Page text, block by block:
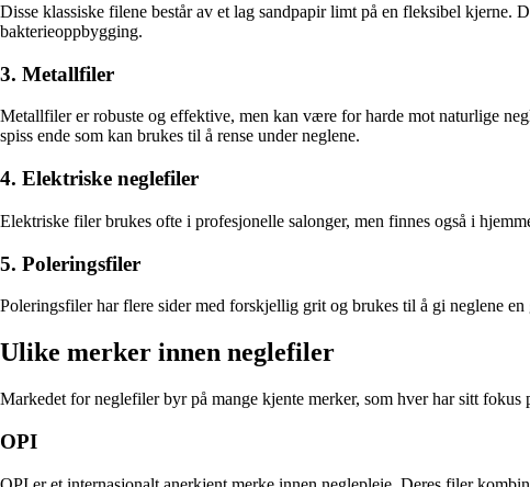
Disse klassiske filene består av et lag sandpapir limt på en fleksibel
bakterieoppbygging.
3. Metallfiler
Metallfiler er robuste og effektive, men kan være for harde mot naturlige
spiss ende som kan brukes til å rense under neglene.
4. Elektriske neglefiler
Elektriske filer brukes ofte i profesjonelle salonger, men finnes også i
5. Poleringsfiler
Poleringsfiler har flere sider med forskjellig grit og brukes til å gi neglene
Ulike merker innen neglefiler
Markedet for neglefiler byr på mange kjente merker, som hver har sitt
OPI